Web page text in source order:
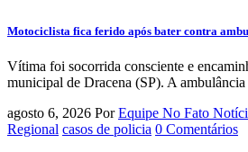
Motociclista fica ferido após bater contra
Vítima foi socorrida consciente e
municipal de Dracena (SP). A ambulância
agosto 6, 2026 Por Equipe No Fato
Regional casos de policia 0 Comentários